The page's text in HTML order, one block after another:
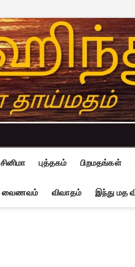
சினிமா புத்தகம் பிறமதங்கள்
வைணவம் விவாதம் இந்து மத